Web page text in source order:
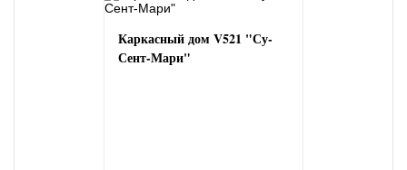
Каркасный дом V521 "Су-
Сент-Мари"